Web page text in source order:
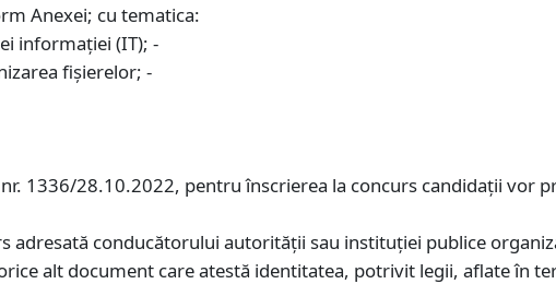
Anexei; cu tematica:
informaţiei (IT); -
fişierelor; -
1336/28.10.2022, pentru înscrierea la concurs candidaţii vor
adresată conducătorului autorităţii sau instituţiei publice
alt document care atestă identitatea, potrivit legii, aflate în